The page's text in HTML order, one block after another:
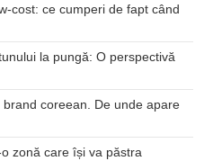
cost: ce cumperi de fapt când
la pungă: O perspectivă
coreean. De unde apare
zonă care își va păstra